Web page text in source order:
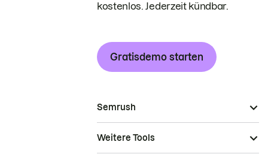
kostenlos. Jederzeit kündbar.
Gratisdemo starten
Semrush
Weitere Tools